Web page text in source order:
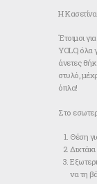
Η
Έτοιμοι
YOLO, όλα
άνετες
στυλό,
όπλα!
Στο
Θέση
να τη